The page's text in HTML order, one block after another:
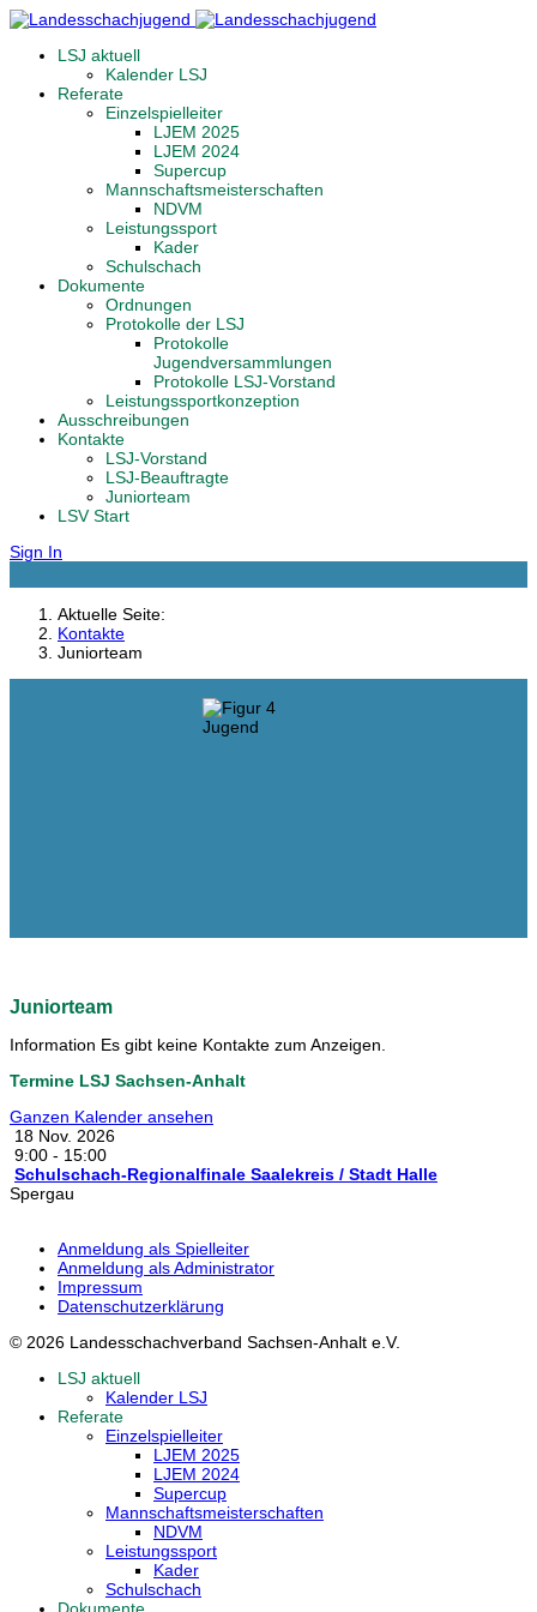
LSJ aktuell
Kalender LSJ
Referate
Einzelspielleiter
LJEM 2025
LJEM 2024
Supercup
Mannschaftsmeisterschaften
NDVM
Leistungssport
Kader
Schulschach
Dokumente
Ordnungen
Protokolle der LSJ
Protokolle
Jugendversammlungen
Protokolle LSJ-Vorstand
Leistungssportkonzeption
Ausschreibungen
Kontakte
LSJ-Vorstand
LSJ-Beauftragte
Juniorteam
LSV Start
Sign In
Aktuelle Seite:
Kontakte
Juniorteam
Juniorteam
Information Es gibt keine Kontakte zum Anzeigen.
Termine LSJ Sachsen-Anhalt
Ganzen Kalender ansehen
18 Nov. 2026
9:00 - 15:00
Schulschach-Regionalfinale Saalekreis / Stadt Halle
Spergau
Anmeldung als Spielleiter
Anmeldung als Administrator
Impressum
Datenschutzerklärung
© 2026 Landesschachverband Sachsen-Anhalt e.V.
LSJ aktuell
Kalender LSJ
Referate
Einzelspielleiter
LJEM 2025
LJEM 2024
Supercup
Mannschaftsmeisterschaften
NDVM
Leistungssport
Kader
Schulschach
Dokumente